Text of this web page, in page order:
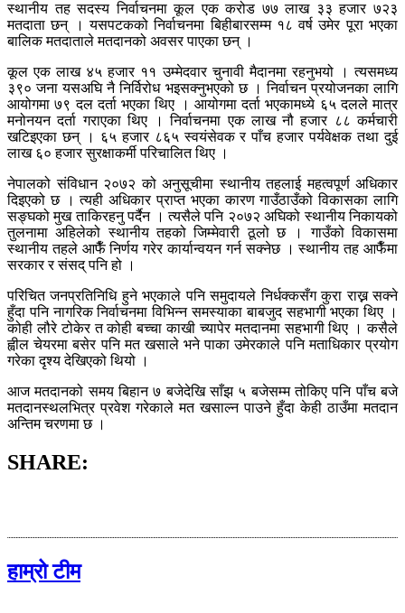
स्थानीय तह सदस्य निर्वाचनमा कूल एक करोड ७७ लाख ३३ हजार ७२३
मतदाता छन् । यसपटकको निर्वाचनमा बिहीबारसम्म १८ वर्ष उमेर पूरा भएका
बालिक मतदाताले मतदानको अवसर पाएका छन् ।
कूल एक लाख ४५ हजार ११ उम्मेदवार चुनावी मैदानमा रहनुभयो । त्यसमध्य
३९० जना यसअघि नै निर्विरोध भइसक्नुभएको छ । निर्वाचन प्रयोजनका लागि
आयोगमा ७९ दल दर्ता भएका थिए । आयोगमा दर्ता भएकामध्ये ६५ दलले मात्र
मनोनयन दर्ता गराएका थिए । निर्वाचनमा एक लाख नौ हजार ८८ कर्मचारी
खटिइएका छन् । ६५ हजार ८६५ स्वयंसेवक र पाँच हजार पर्यवेक्षक तथा दुई
लाख ६० हजार सुरक्षाकर्मी परिचालित थिए ।
नेपालको संविधान २०७२ को अनुसूचीमा स्थानीय तहलाई महत्वपूर्ण अधिकार
दिइएको छ । त्यही अधिकार प्राप्त भएका कारण गाउँठाउँको विकासका लागि
सङ्घको मुख ताकिरहनु पर्दैन । त्यसैले पनि २०७२ अघिको स्थानीय निकायको
तुलनामा अहिलेको स्थानीय तहको जिम्मेवारी ठूलो छ । गाउँको विकासमा
स्थानीय तहले आफैँ निर्णय गरेर कार्यान्वयन गर्न सक्नेछ । स्थानीय तह आफैँमा
सरकार र संसद् पनि हो ।
परिचित जनप्रतिनिधि हुने भएकाले पनि समुदायले निर्धक्कसँग कुरा राख्न सक्ने
हुँदा पनि नागरिक निर्वाचनमा विभिन्न समस्याका बाबजुद सहभागी भएका थिए ।
कोही लौरे टोकेर त कोही बच्चा काखी च्यापेर मतदानमा सहभागी थिए । कसैले
ह्वील चेयरमा बसेर पनि मत खसाले भने पाका उमेरकाले पनि मताधिकार प्रयोग
गरेका दृश्य देखिएको थियो ।
आज मतदानको समय बिहान ७ बजेदेखि साँझ ५ बजेसम्म तोकिए पनि पाँच बजे
मतदानस्थलभित्र प्रवेश गरेकाले मत खसाल्न पाउने हुँदा केही ठाउँमा मतदान
अन्तिम चरणमा छ ।
SHARE:
हाम्रो टीम